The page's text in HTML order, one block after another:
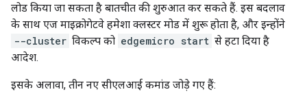
लोड किया जा सकता है बातचीत की शुरुआत कर सकते हैं. इस बदलाव
के साथ एज माइक्रोगेटवे हमेशा क्लस्टर मोड में शुरू होता है, और इन्होंने
--cluster विकल्प को edgemicro start से हटा दिया है
आदेश.
इसके अलावा, तीन नए सीएलआई कमांड जोड़े गए हैं: